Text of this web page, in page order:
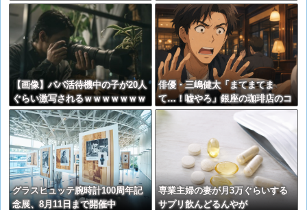
で推移
【画像】パパ活待機中の子が20人
ぐらい激写されるｗｗｗｗｗｗｗ
ｗｗｗｗ
俳優・三嶋健太「まてまてま
て…！嘘やろ」銀座の珈琲店のコ
ーヒーの価格に震える「失神す
る」「うちの米より高い」の声
グラスヒュッテ腕時計100周年記
念展、8月11日まで開催中
専業主婦の妻が月3万ぐらいする
サプリ飲んどるんやが